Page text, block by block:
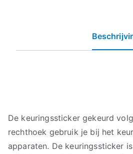
De keuringssticker gekeurd
rechthoek gebruik je bij het
apparaten. De keuringssticker